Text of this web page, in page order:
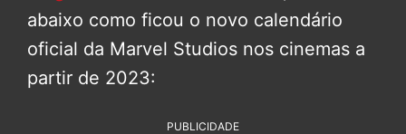
abaixo como ficou o novo calendário
oficial da Marvel Studios nos cinemas a
partir de 2023:
PUBLICIDADE